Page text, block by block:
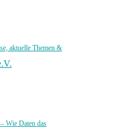
aktuelle Themen &
Wie Daten das